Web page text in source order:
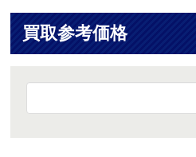
買取参考価格